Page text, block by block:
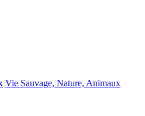
Vie Sauvage, Nature, Animaux